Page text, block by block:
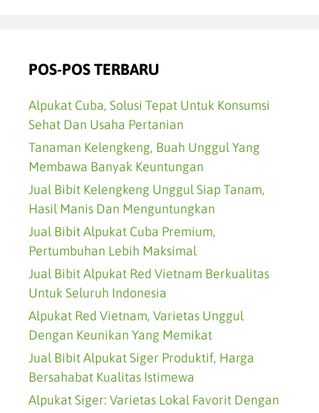
POS-POS TERBARU
Alpukat Cuba, Solusi Tepat Untuk Konsumsi
Sehat Dan Usaha Pertanian
Tanaman Kelengkeng, Buah Unggul Yang
Membawa Banyak Keuntungan
Jual Bibit Kelengkeng Unggul Siap Tanam,
Hasil Manis Dan Menguntungkan
Jual Bibit Alpukat Cuba Premium,
Pertumbuhan Lebih Maksimal
Jual Bibit Alpukat Red Vietnam Berkualitas
Untuk Seluruh Indonesia
Alpukat Red Vietnam, Varietas Unggul
Dengan Keunikan Yang Memikat
Jual Bibit Alpukat Siger Produktif, Harga
Bersahabat Kualitas Istimewa
Alpukat Siger: Varietas Lokal Favorit Dengan